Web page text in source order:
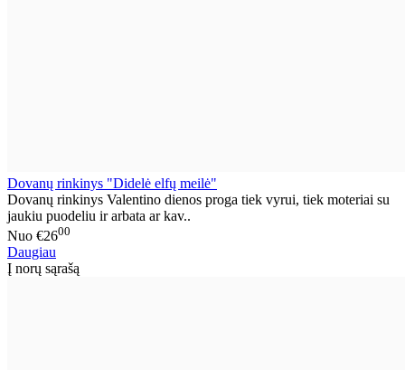
Dovanų rinkinys "Didelė elfų meilė"
Dovanų rinkinys Valentino dienos proga tiek vyrui, tiek moteriai su
jaukiu puodeliu ir arbata ar kav..
Nuo €2600
Daugiau
Į norų sąrašą